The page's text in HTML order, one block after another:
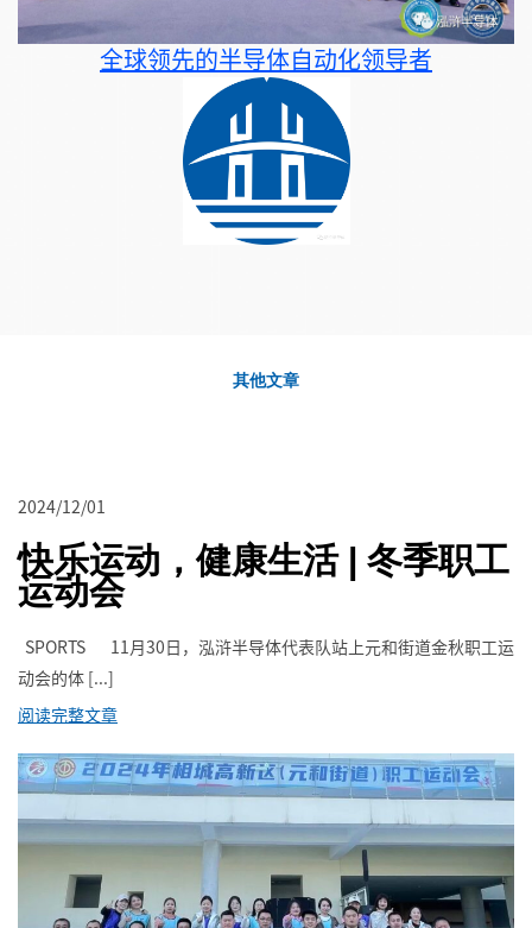
全球领先的半导体自动化领导者
其他文章
2024/12/01
快乐运动，健康生活 | 冬季职工
运动会
SPORTS 11月30日，泓浒半导体代表队站上元和街道金秋职工运
动会的体 [...]
阅读完整文章